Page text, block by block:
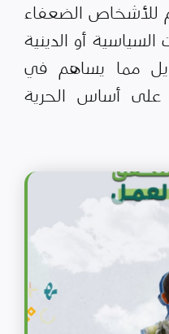
للأشخاص الضعفاء
أو الدينية
مما يساهم في
على أساس الحرية